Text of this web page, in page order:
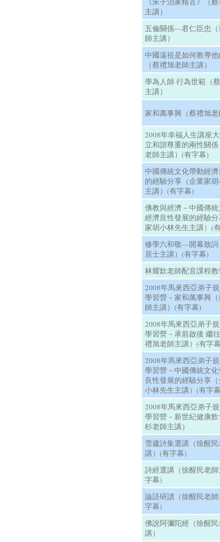
主講）
五倫關係—君仁臣忠（
師主講）
中國遠祖是如何教導
（蔡禮旭老師主講）
學為人師 行為世範（
主講）
家和萬事興（蔡禮旭
2008年幸福人生講座
立和諧尊重的兩性關
老師主講）(有字幕)
中國傳統文化帶動經
的經驗分享（企業家
主講）(有字幕)
佛教與經濟－中國傳
經濟良性發展的經驗
家胡小林先生主講）(
修學六和敬—開幕致詞
居士主講）(有字幕)
林耀欽老師配音課程
2008年馬來西亞弟子
學習營－家和萬事興
師主講）(有字幕)
2008年馬來西亞弟子
學習營－承前啟後 繼
禮旭老師主講）(有字
2008年馬來西亞弟子
學習營－中國傳統文
良性發展的經驗分享
小林先生主講）(有字
2008年馬來西亞弟子
學習營－新世紀健康
杉老師主講）
雪廬詩集選講（徐醒
講）(有字幕)
詩經選講（徐醒民老
字幕)
論語研讀（徐醒民老
字幕)
佛說阿彌陀經（徐醒
講）